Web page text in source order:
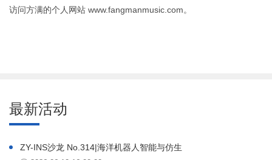
访问方满的个人网站 www.fangmanmusic.com。
最新活动
ZY-INS沙龙 No.314|海洋机器人智能与仿生